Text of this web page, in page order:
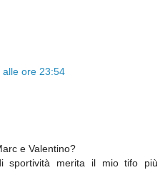
alle ore 23:54
e Valentino?
sportività merita il mio tifo più